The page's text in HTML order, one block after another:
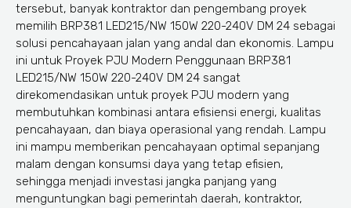
tersebut, banyak kontraktor dan pengembang proyek
memilih BRP381 LED215/NW 150W 220-240V DM 24 sebagai
solusi pencahayaan jalan yang andal dan ekonomis. Lampu
ini untuk Proyek PJU Modern Penggunaan BRP381
LED215/NW 150W 220-240V DM 24 sangat
direkomendasikan untuk proyek PJU modern yang
membutuhkan kombinasi antara efisiensi energi, kualitas
pencahayaan, dan biaya operasional yang rendah. Lampu
ini mampu memberikan pencahayaan optimal sepanjang
malam dengan konsumsi daya yang tetap efisien,
sehingga menjadi investasi jangka panjang yang
menguntungkan bagi pemerintah daerah, kontraktor,